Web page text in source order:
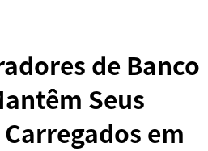
de Banco
Seus
em